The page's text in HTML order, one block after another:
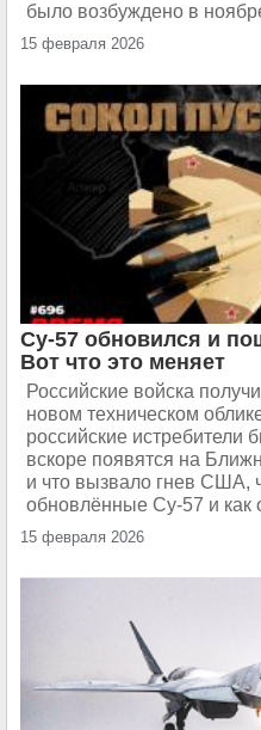
было возбуждено в
15 февраля 2026
Су-57 обновился и
Вот что это меняет
Российские войска
новом техническом
российские
вскоре появятся на
и что вызвало гнев США,
обновлённые Су-57 и как
15 февраля 2026